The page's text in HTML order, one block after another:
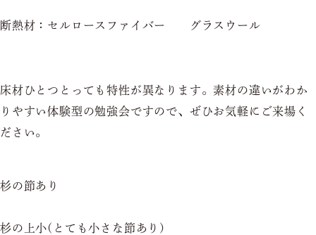
断熱材：セルロースファイバー グラスウール
床材ひとつとっても特性が異なります。素材の違いがわか
りやすい体験型の勉強会ですので、ぜひお気軽にご来場く
ださい。
杉の節あり
杉の上小(とても小さな節あり)